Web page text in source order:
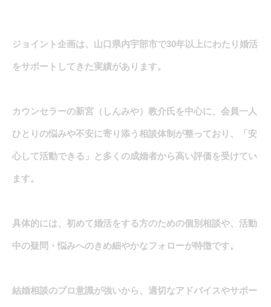
ジョイント企画は、山口県内宇部市で30年以上にわたり婚活
をサポートしてきた実績があります。
カウンセラーの新宮（しんみや）教介氏を中心に、会員一人
ひとりの悩みや不安に寄り添う相談体制が整っており、「安
心して活動できる」と多くの成婚者から高い評価を受けてい
ます。
具体的には、初めて婚活をする方のための個別相談や、活動
中の疑問・悩みへのきめ細やかなフォローが特徴です。
結婚相談のプロ意識が強いから、適切なアドバイスやサポー